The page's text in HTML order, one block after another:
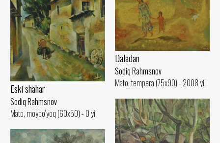
Eski shahar
Sodiq Rahmsnov
Mato, moybo‘yoq (60x50) - 0 yil
Daladan
Sodiq Rahmsnov
Mato, tempera (75x90) - 2008 yil